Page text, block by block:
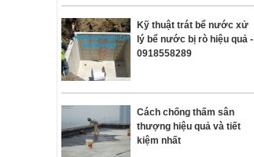
Kỹ thuật trát bể nước xử
lý bể nước bị rò hiệu quả -
0918558289
Cách chống thấm sân
thượng hiệu quả và tiết
kiệm nhất